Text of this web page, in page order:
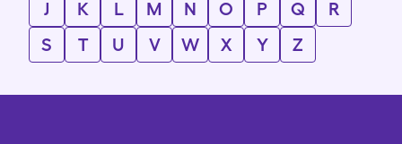
J
K L M N O P Q
R
S
T U V W X Y Z